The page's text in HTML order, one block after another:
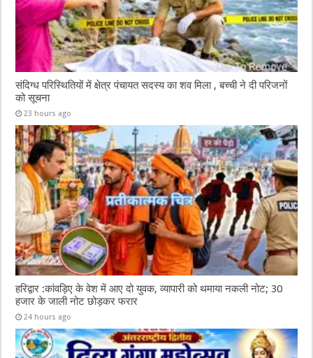
संदिग्ध परिस्थितियों में क्षेत्र पंचायत सदस्य का शव मिला , बच्ची ने दी परिजनों
को सूचना
23 hours ago
हरिद्वार :कांवड़िए के वेश में आए दो युवक, व्यापारी को थमाया नकली नोट; 30
हजार के जाली नोट छोड़कर फरार
24 hours ago